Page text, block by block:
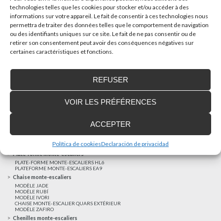
technologies telles que les cookies pour stocker et/ou accéder à des
informations sur votre appareil. Le fait de consentir à ces technologies nous
permettra de traiter des données telles que le comportement de navigation
ou des identifiants uniques sur ce site. Le fait de ne pas consentir ou de
retirer son consentement peut avoir des conséquences négatives sur
certaines caractéristiques et fonctions.
ACCEPTER
REFUSER
VOIR LES PRÉFÉRENCES
Política de cookiesDeclaración de privacidad
AUTRES NOUVELLES
Réalisations récentes
ASCENSEUR PRIVATIF EHP 05
ÉLÉVATEURS VERTICAUX BLE
Plate-forme monte-escaliers
PLATE-FORME MONTE-ESCALIERS HL6
PLATEFORME MONTE-ESCALIERS EA9
Chaise monte-escaliers
MODÈLE JADE
MODÈLE RUBÍ
MODÈLE IVORI
CHAISE MONTE-ESCALIER QUARS EXTÉRIEUR
MODÈLE ZAFIRO
Chenilles monte-escaliers